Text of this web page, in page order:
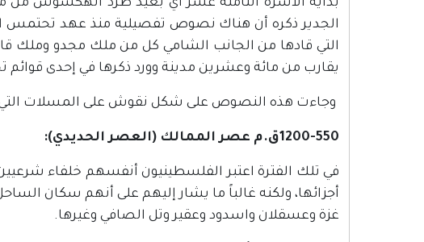
بداية الأسرة الثامنة عشر أي بعيد طرد الهكسوس
الجدير ذكره أن هناك نصوص تفصيلية منذ عهد تحتمس
التي قادها من الجانب الشامي كل من ملك مجدو وملك
يقارب من مائة وعشرين مدينة وورد ذكرها في إحدى قوائم
وجاءت هذه النصوص على شكل نقوش على المسلات
1200-550ق.م عصر الممالك (العصر الحديدي):
في تلك الفترة اعتبر الفلسطينيون أنفسهم خلفاء
أجزائها، ولكنه غالباً ما يشار إليهم على أنهم سكان
غزة وعسقلان واسدود وعقير وتل الصافي وغيرها.